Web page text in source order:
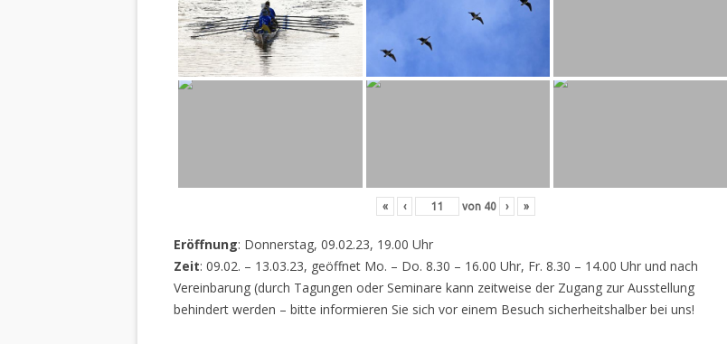
« ‹ von 40 › »
Eröffnung: Donnerstag, 09.02.23, 19.00 Uhr
Zeit: 09.02. – 13.03.23, geöffnet Mo. – Do. 8.30 – 16.00 Uhr, Fr. 8.30 – 14.00 Uhr und nach
Vereinbarung (durch Tagungen oder Seminare kann zeitweise der Zugang zur Ausstellung
behindert werden – bitte informieren Sie sich vor einem Besuch sicherheitshalber bei uns!